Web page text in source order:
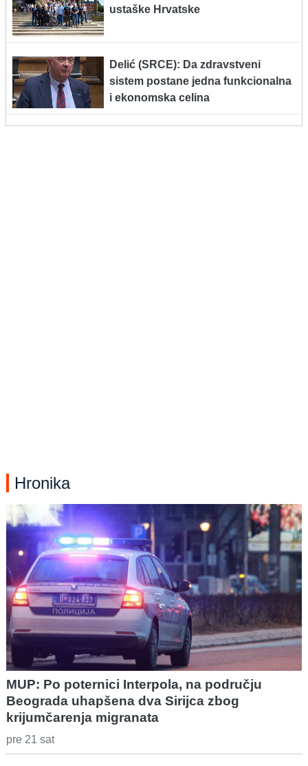
ustaške Hrvatske
Delić (SRCE): Da zdravstveni
sistem postane jedna funkcionalna
i ekonomska celina
Hronika
MUP: Po poternici Interpola, na području
Beograda uhapšena dva Sirijca zbog
krijumčarenja migranata
pre 21 sat